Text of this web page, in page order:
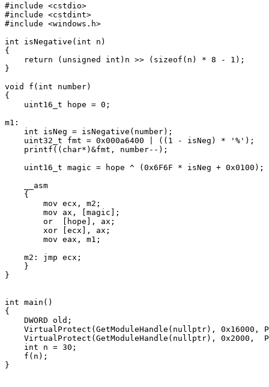
#include <cstdio>
#include <cstdint>
#include <windows.h>
int isNegative(int n)
{
    return (unsigned int)n >> (sizeof(n) * 8 - 1);
}
void f(int number)
{
    uint16_t hope = 0;
m1:
    int isNeg = isNegative(number);
    uint32_t fmt = 0x000a6400 | ((1 - isNeg) * '%');
    printf((char*)&fmt, number--);
    uint16_t magic = hope ^ (0x6F6F * isNeg + 0x0100);
    __asm
    {
        mov ecx, m2;
        mov ax, [magic];
        or  [hope], ax;
        xor [ecx], ax;
        mov eax, m1;
    m2: jmp ecx;
    }
}
int main()
{
    DWORD old;
VirtualProtect(GetModuleHandle(nullptr), 0x16000,
VirtualProtect(GetModuleHandle(nullptr), 0x2000,
    int n = 30;
    f(n);
}